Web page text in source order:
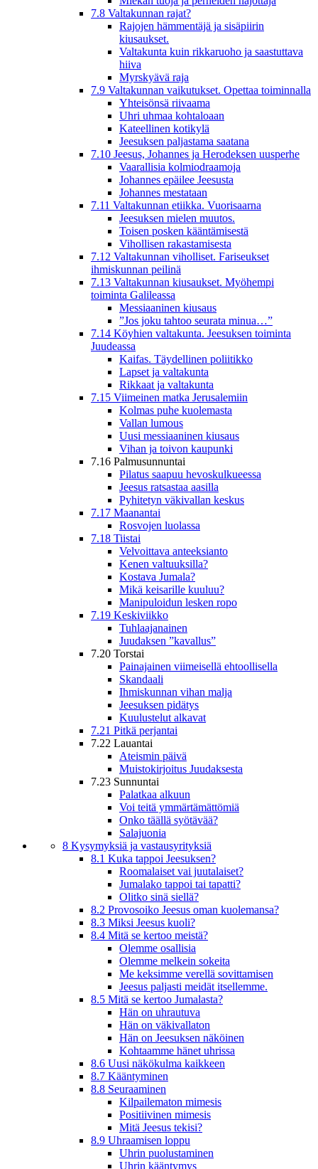
7.8 Valtakunnan rajat?
Rajojen hämmentäjä ja sisäpiirin
kiusaukset.
Valtakunta kuin rikkaruoho ja saastuttava
hiiva
Myrskyävä raja
7.9 Valtakunnan vaikutukset. Opettaa toiminnalla
Yhteisönsä riivaama
Uhri uhmaa kohtaloaan
Kateellinen kotikylä
Jeesuksen paljastama saatana
7.10 Jeesus, Johannes ja Herodeksen uusperhe
Vaarallisia kolmiodraamoja
Johannes epäilee Jeesusta
Johannes mestataan
7.11 Valtakunnan etiikka. Vuorisaarna
Jeesuksen mielen muutos.
Toisen posken kääntämisestä
Vihollisen rakastamisesta
7.12 Valtakunnan viholliset. Fariseukset
ihmiskunnan peilinä
7.13 Valtakunnan kiusaukset. Myöhempi
toiminta Galileassa
Messiaaninen kiusaus
”Jos joku tahtoo seurata minua…”
7.14 Köyhien valtakunta. Jeesuksen toiminta
Juudeassa
Kaifas. Täydellinen poliitikko
Lapset ja valtakunta
Rikkaat ja valtakunta
7.15 Viimeinen matka Jerusalemiin
Kolmas puhe kuolemasta
Vallan lumous
Uusi messiaaninen kiusaus
Vihan ja toivon kaupunki
7.16 Palmusunnuntai
Pilatus saapuu hevoskulkueessa
Jeesus ratsastaa aasilla
Pyhitetyn väkivallan keskus
7.17 Maanantai
Rosvojen luolassa
7.18 Tiistai
Velvoittava anteeksianto
Kenen valtuuksilla?
Kostava Jumala?
Mikä keisarille kuuluu?
Manipuloidun lesken ropo
7.19 Keskiviikko
Tuhlaajanainen
Juudaksen ”kavallus”
7.20 Torstai
Painajainen viimeisellä ehtoollisella
Skandaali
Ihmiskunnan vihan malja
Jeesuksen pidätys
Kuulustelut alkavat
7.21 Pitkä perjantai
7.22 Lauantai
Ateismin päivä
Muistokirjoitus Juudaksesta
7.23 Sunnuntai
Palatkaa alkuun
Voi teitä ymmärtämättömiä
Onko täällä syötävää?
Salajuonia
8 Kysymyksiä ja vastausyrityksiä
8.1 Kuka tappoi Jeesuksen?
Roomalaiset vai juutalaiset?
Jumalako tappoi tai tapatti?
Olitko sinä siellä?
8.2 Provosoiko Jeesus oman kuolemansa?
8.3 Miksi Jeesus kuoli?
8.4 Mitä se kertoo meistä?
Olemme osallisia
Olemme melkein sokeita
Me keksimme verellä sovittamisen
Jeesus paljasti meidät itsellemme.
8.5 Mitä se kertoo Jumalasta?
Hän on uhrautuva
Hän on väkivallaton
Hän on Jeesuksen näköinen
Kohtaamme hänet uhrissa
8.6 Uusi näkökulma kaikkeen
8.7 Kääntyminen
8.8 Seuraaminen
Kilpailematon mimesis
Positiivinen mimesis
Mitä Jeesus tekisi?
8.9 Uhraamisen loppu
Uhrin puolustaminen
Uhrin kääntymys